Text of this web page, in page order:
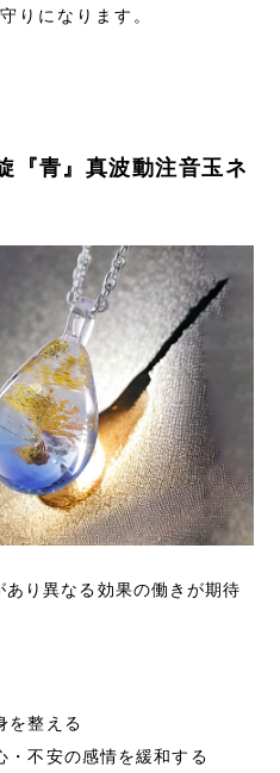
りになります。
『青』真波動注音玉ネ
り異なる効果の働きが期待
を整える
・不安の感情を緩和する